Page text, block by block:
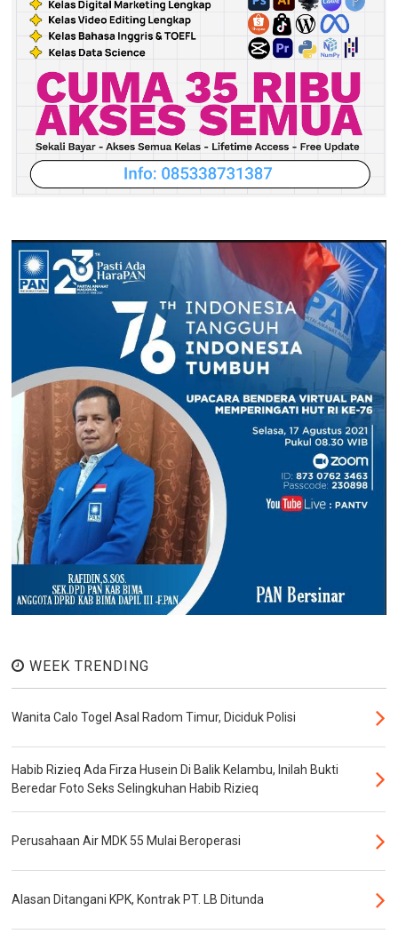
WEEK TRENDING
Wanita Calo Togel Asal Radom Timur, Diciduk Polisi
Habib Rizieq Ada Firza Husein Di Balik Kelambu, Inilah Bukti
Beredar Foto Seks Selingkuhan Habib Rizieq
Perusahaan Air MDK 55 Mulai Beroperasi
Alasan Ditangani KPK, Kontrak PT. LB Ditunda